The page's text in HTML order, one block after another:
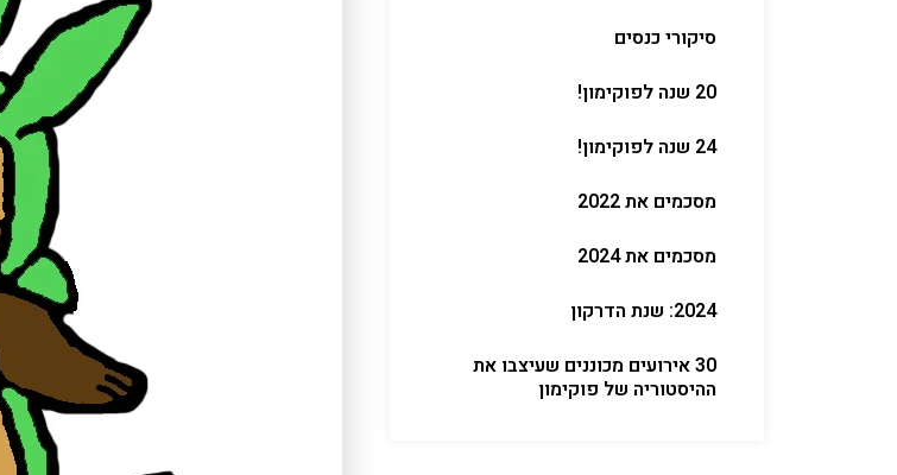
סיקורי כנסים
20 שנה לפוקימון!
24 שנה לפוקימון!
מסכמים את 2022
מסכמים את 2024
2024: שנת הדרקון
30 אירועים מכוננים שעיצבו את
ההיסטוריה של פוקימון